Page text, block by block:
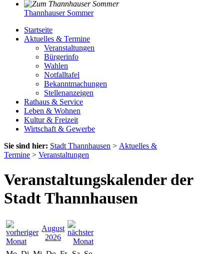
Thannhauser Sommer
Startseite
Aktuelles & Termine
Veranstaltungen
Bürgerinfo
Wahlen
Notfalltafel
Bekanntmachungen
Stellenanzeigen
Rathaus & Service
Leben & Wohnen
Kultur & Freizeit
Wirtschaft & Gewerbe
Sie sind hier: Stadt Thannhausen > Aktuelles &
Termine > Veranstaltungen
Veranstaltungskalender der
Stadt Thannhausen
August
2026